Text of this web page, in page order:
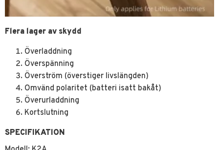
Flera lager av skydd
Överladdning
Överspänning
Överström (överstiger livslängden)
Omvänd polaritet (batteri isatt bakåt)
Överurladdning
Kortslutning
SPECIFIKATION